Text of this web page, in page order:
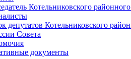
Котельниковского
депутатов Котельниковского
Совета
документы